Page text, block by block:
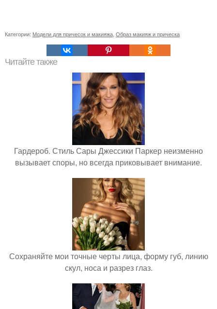
Категории: Модели для причесок и макияжа Образ макияж и прическа
Читайте также
Гардероб. Стиль Сары Джессики Паркер неизменно
вызывает споры, но всегда приковывает внимание.
Сохраняйте мои точные черты лица, форму губ, линию
скул, носа и разрез глаз.